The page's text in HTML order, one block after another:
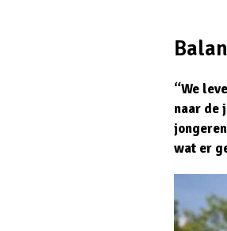
“We
naar de
wat er